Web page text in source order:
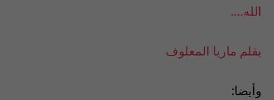
الله….
بقلم ماريا المعلوف
وأيضا: